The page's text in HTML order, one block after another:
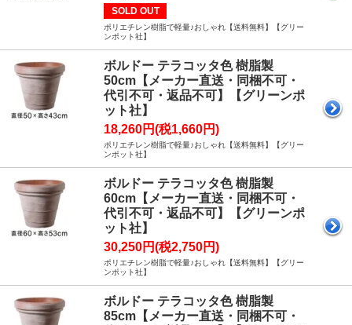
SOLD OUT
ポリエチレン樹脂で軽量♪おしゃれ【送料無料】【グリー
ンポット社】
ボルドー テラコッタ色 樹脂製
50cm【メーカー直送・同梱不可・
代引不可・返品不可】【グリーンポ
ット社】
18,260円(税1,660円)
ポリエチレン樹脂で軽量♪おしゃれ【送料無料】【グリー
ンポット社】
ボルドー テラコッタ色 樹脂製
60cm【メーカー直送・同梱不可・
代引不可・返品不可】【グリーンポ
ット社】
30,250円(税2,750円)
ポリエチレン樹脂で軽量♪おしゃれ【送料無料】【グリー
ンポット社】
ボルドー テラコッタ色 樹脂製
85cm【メーカー直送・同梱不可・